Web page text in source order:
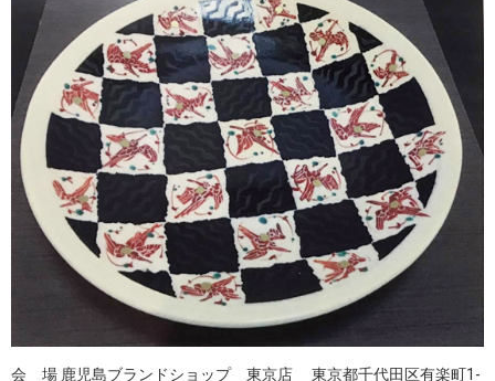
会 場 鹿児島ブランドショップ 東京店 東京都千代田区有楽町1-